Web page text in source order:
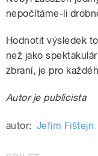
nepočítáme-li
Hodnotit výsledek
než jako
zbraní, je pro
Autor je publicista
autor: Jefim Fištejn